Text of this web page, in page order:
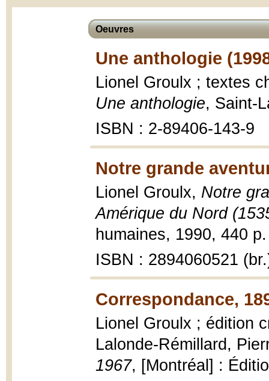
Oeuvres
Une anthologie
Lionel Groulx ; textes
Une anthologie, Saint-
ISBN : 2-89406-143-9
Notre grande
Lionel Groulx, Notre
Amérique du Nord
humaines, 1990, 440
ISBN : 2894060521
Correspondance,
Lionel Groulx ; édition
Lalonde-Rémillard,
1967, [Montréal] :